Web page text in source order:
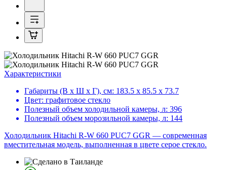
Характеристики
Габариты (В х Ш х Г), см: 183.5 х 85.5 х 73.7
Цвет: графитовое стекло
Полезный объем холодильной камеры, л: 396
Полезный объем морозильной камеры, л: 144
Холодильник Hitachi R-W 660 PUC7 GGR — современная
вместительная модель, выполненная в цвете серое стекло.